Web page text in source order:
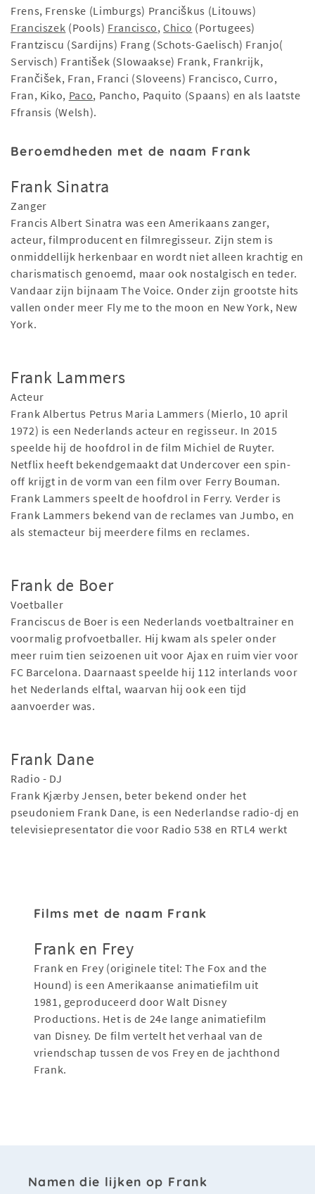
Frens, Frenske (Limburgs) Pranciškus (Litouws)
Franciszek (Pools) Francisco,Chico (Portugees)
Frantziscu (Sardijns) Frang (Schots-Gaelisch) Franjo(
Servisch) František (Slowaakse) Frank, Frankrijk,
Frančišek, Fran, Franci (Sloveens) Francisco, Curro,
Fran, Kiko, Paco, Pancho, Paquito (Spaans) en als laatste
Ffransis (Welsh).
Beroemdheden met de naam Frank
Frank Sinatra
Zanger
Francis Albert Sinatra was een Amerikaans zanger,
acteur, filmproducent en filmregisseur. Zijn stem is
onmiddellijk herkenbaar en wordt niet alleen krachtig en
charismatisch genoemd, maar ook nostalgisch en teder.
Vandaar zijn bijnaam The Voice. Onder zijn grootste hits
vallen onder meer Fly me to the moon en New York, New
York.
Frank Lammers
Acteur
Frank Albertus Petrus Maria Lammers (Mierlo, 10 april
1972) is een Nederlands acteur en regisseur. In 2015
speelde hij de hoofdrol in de film Michiel de Ruyter.
Netflix heeft bekendgemaakt dat Undercover een spin-
off krijgt in de vorm van een film over Ferry Bouman.
Frank Lammers speelt de hoofdrol in Ferry. Verder is
Frank Lammers bekend van de reclames van Jumbo, en
als stemacteur bij meerdere films en reclames.
Frank de Boer
Voetballer
Franciscus de Boer is een Nederlands voetbaltrainer en
voormalig profvoetballer. Hij kwam als speler onder
meer ruim tien seizoenen uit voor Ajax en ruim vier voor
FC Barcelona. Daarnaast speelde hij 112 interlands voor
het Nederlands elftal, waarvan hij ook een tijd
aanvoerder was.
Frank Dane
Radio - DJ
Frank Kjærby Jensen, beter bekend onder het
pseudoniem Frank Dane, is een Nederlandse radio-dj en
televisiepresentator die voor Radio 538 en RTL4 werkt
Films met de naam Frank
Frank en Frey
Frank en Frey (originele titel: The Fox and the
Hound) is een Amerikaanse animatiefilm uit
1981, geproduceerd door Walt Disney
Productions. Het is de 24e lange animatiefilm
van Disney. De film vertelt het verhaal van de
vriendschap tussen de vos Frey en de jachthond
Frank.
Namen die lijken op Frank